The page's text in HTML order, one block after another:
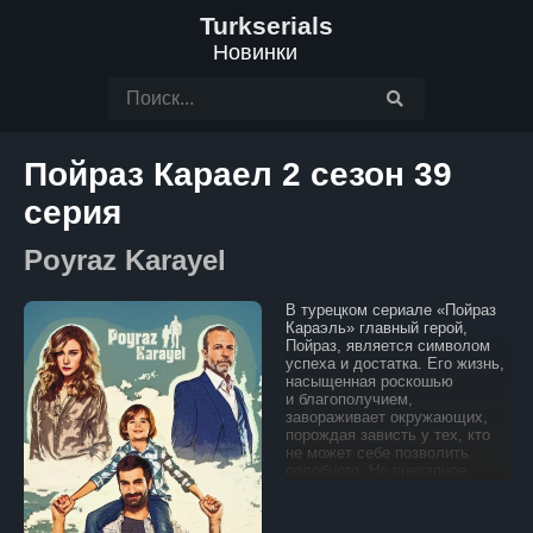
Turkserials
Новинки
Пойраз Караел 2 сезон 39
серия
Poyraz Karayel
В турецком сериале «Пойраз
Караэль» главный герой,
Пойраз, является символом
успеха и достатка. Его жизнь,
насыщенная роскошью
и благополучием,
завораживает окружающих,
порождая зависть у тех, кто
не может себе позволить